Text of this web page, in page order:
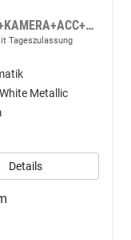
N-CONNECTA EL. HECKKL+HEAD-UP+KAMERA+ACC+PDC+SHZ+LED
Tageszulassung
Metallic
Details